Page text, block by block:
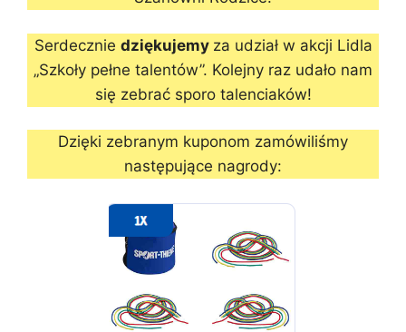
Serdecznie dziękujemy za udział w akcji Lidla
„Szkoły pełne talentów”. Kolejny raz udało nam
się zebrać sporo talenciaków!
Dzięki zebranym kuponom zamówiliśmy
następujące nagrody: